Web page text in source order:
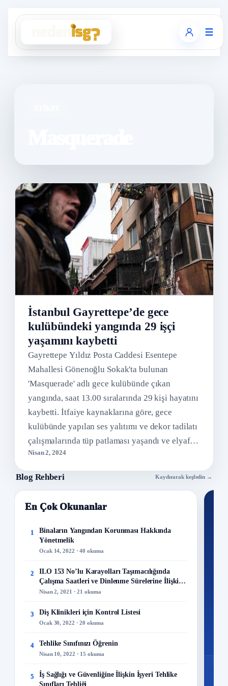
☰
İstanbul Gayrettepe’de gece
kulübündeki yangında 29 işçi
yaşamını kaybetti
Gayrettepe Yıldız Posta Caddesi Esentepe
Mahallesi Gönenoğlu Sokak'ta bulunan
'Masquerade' adlı gece kulübünde çıkan
yangında, saat 13.00 sıralarında 29 kişi hayatını
kaybetti. İtfaiye kaynaklarına göre, gece
kulübünde yapılan ses yalıtımı ve dekor tadilatı
çalışmalarında tüp patlaması yaşandı ve elyaf
malzemeler tutuştu. Mekanın tek kapısı olduğu
öğrenilirken, içeride mahsur kalanların çoğu
dumandan zehirlenerek hayatını kaybetti.
Nisan 2, 2024
Blog Rehberi Kaydırarak keşfedin →
En Çok Okunanlar
1
Binaların Yangından Korunması Hakkında
Yönetmelik
Ocak 14, 2022 · 40 okuma
2
ILO 153 No’lu Karayolları Taşımacılığında
Çalışma Saatleri ve Dinlenme Sürelerine İlişkin
Sözleşme
Nisan 2, 2021 · 21 okuma
3 Diş Klinikleri için Kontrol Listesi
Ocak 30, 2022 · 20 okuma
4 Tehlike Sınıfınızı Öğrenin
Nisan 10, 2022 · 15 okuma
5
İş Sağlığı ve Güvenliğine İlişkin İşyeri Tehlike
Sınıfları Tebliği